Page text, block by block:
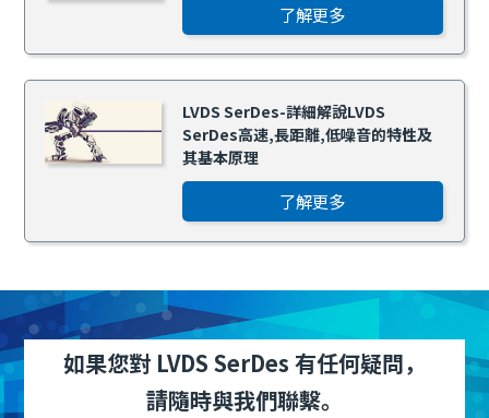
了解更多
LVDS SerDes-詳細解說LVDS
SerDes高速,長距離,低噪音的特性及
其基本原理
了解更多
如果您對 LVDS SerDes 有任何疑問，
請隨時與我們聯繫。